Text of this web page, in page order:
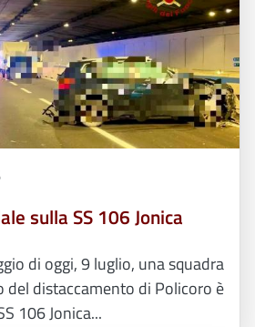
sulla SS 106 Jonica
di oggi, 9 luglio, una squadra
del distaccamento di Policoro è
106 Jonica...